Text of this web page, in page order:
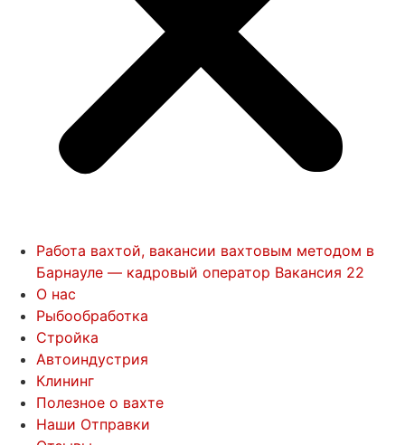
Работа вахтой, вакансии вахтовым методом в
Барнауле — кадровый оператор Вакансия 22
О нас
Рыбообработка
Стройка
Автоиндустрия
Клининг
Полезное о вахте
Наши Отправки